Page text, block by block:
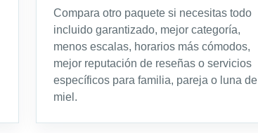
Compara otro paquete si necesitas todo
incluido garantizado, mejor categoría,
menos escalas, horarios más cómodos,
mejor reputación de reseñas o servicios
específicos para familia, pareja o luna de
miel.